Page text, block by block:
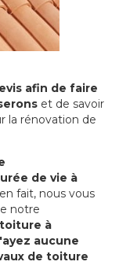
afin de faire
et de savoir
la rénovation de
de vie à
fait, nous vous
notre
à
aucune
de toiture